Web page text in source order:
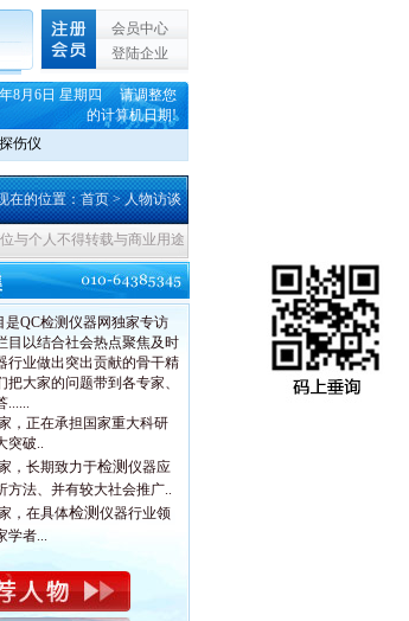
会员中心
登陆企业
年8月6日 星期四 请调整您
的计算机日期!
伤仪
在的位置：首页> 人物访谈
与个人不得转载与商业用途
是QC检测仪器网独家专访
目以结合社会热点聚焦及时
行业做出突出贡献的骨干精
大家的问题带到各专家、
......
，正在承担国家重大科研
突破..
，长期致力于检测 仪器应
方法、并有较大社会推广..
，在具体检测 仪器行业领
学者...